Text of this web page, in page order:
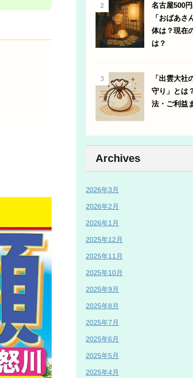
2
名古屋500
「おばあさ
体は？現在
は？
3
「出雲大社
守り」とは
法・ご利益
Archives
2026年3月
2026年2月
2026年1月
2025年12月
2025年11月
2025年10月
2025年9月
2025年8月
2025年7月
2025年6月
2025年5月
2025年4月